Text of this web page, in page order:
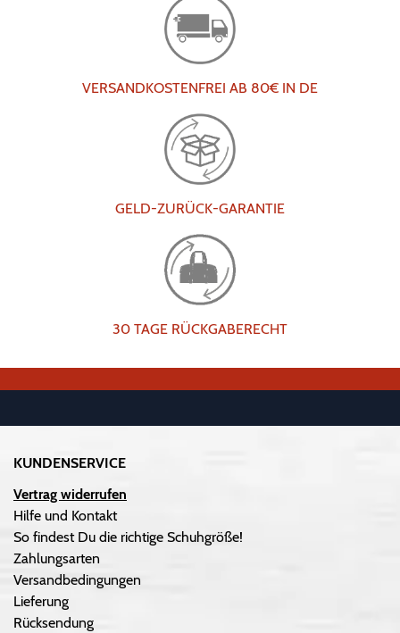
VERSANDKOSTENFREI AB 80€ IN DE
GELD-ZURÜCK-GARANTIE
30 TAGE RÜCKGABERECHT
KUNDENSERVICE
Vertrag widerrufen
Hilfe und Kontakt
So findest Du die richtige Schuhgröße!
Zahlungsarten
Versandbedingungen
Lieferung
Rücksendung